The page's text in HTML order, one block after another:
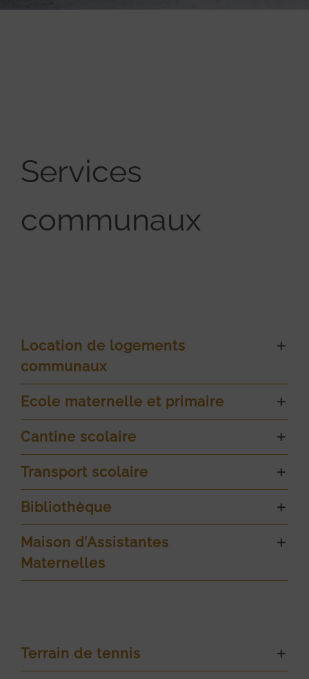
Services
communaux
Location de logements
communaux
Ecole maternelle et primaire
Cantine scolaire
Transport scolaire
Bibliothèque
Maison d’Assistantes
Maternelles
Terrain de tennis